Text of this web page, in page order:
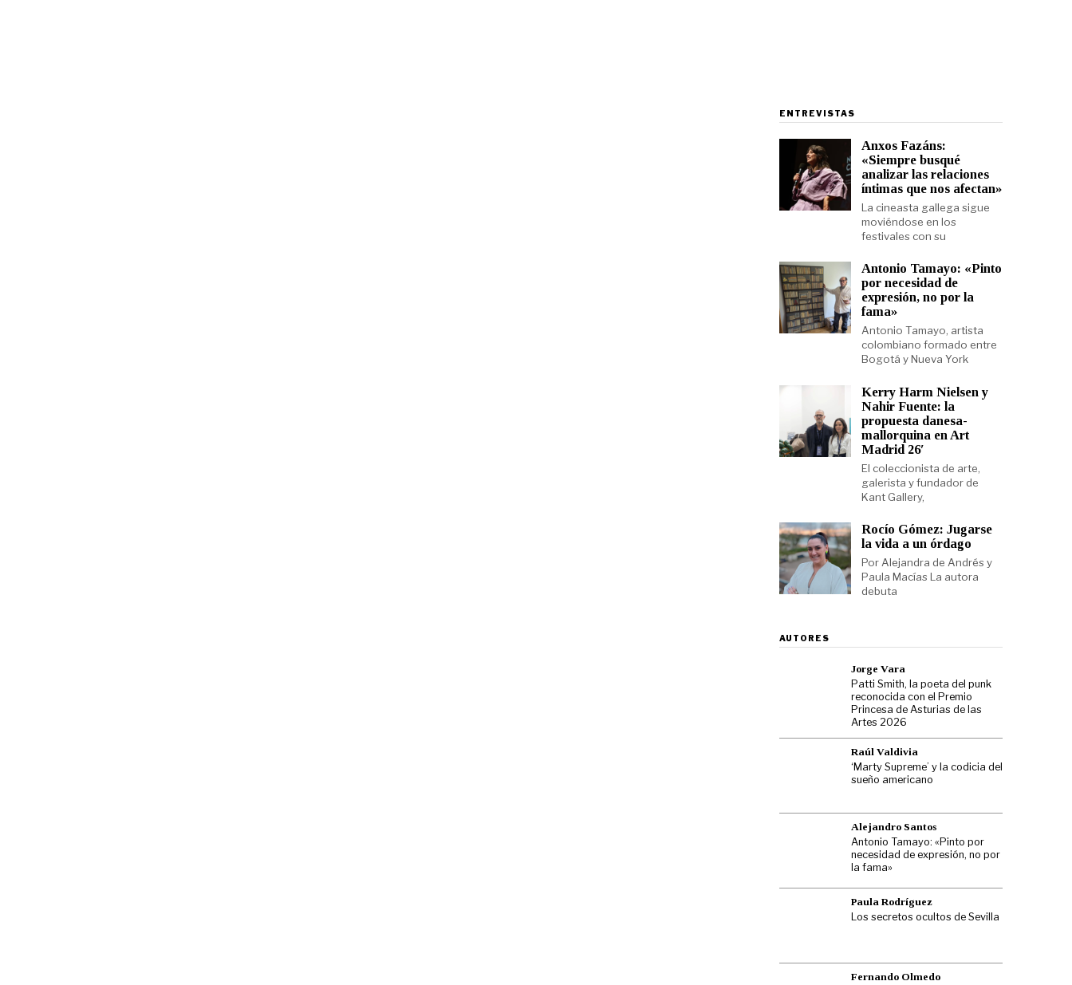
ENTREVISTAS
Anxos Fazáns:
«Siempre busqué
analizar las relaciones
íntimas que nos afectan»
La cineasta gallega sigue
moviéndose en los
festivales con su
Antonio Tamayo: «Pinto
por necesidad de
expresión, no por la
fama»
Antonio Tamayo, artista
colombiano formado entre
Bogotá y Nueva York
Kerry Harm Nielsen y
Nahir Fuente: la
propuesta danesa-
mallorquina en Art
Madrid 26′
El coleccionista de arte,
galerista y fundador de
Kant Gallery,
Rocío Gómez: Jugarse
la vida a un órdago
Por Alejandra de Andrés y
Paula Macías La autora
debuta
AUTORES
Jorge Vara
Patti Smith, la poeta del punk
reconocida con el Premio
Princesa de Asturias de las
Artes 2026
Raúl Valdivia
‘Marty Supreme’ y la codicia del
sueño americano
Alejandro Santos
Antonio Tamayo: «Pinto por
necesidad de expresión, no por
la fama»
Paula Rodríguez
Los secretos ocultos de Sevilla
Fernando Olmedo